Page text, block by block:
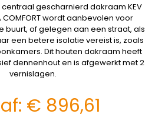
centraal gescharnierd dakraam KEV
COMFORT wordt aanbevolen voor
buurt, of gelegen aan een straat, als
een betere isolatie vereist is, zoals
Dit houten dakraam heeft
dennenhout en is afgewerkt met 2
vernislagen.
€ 896,61